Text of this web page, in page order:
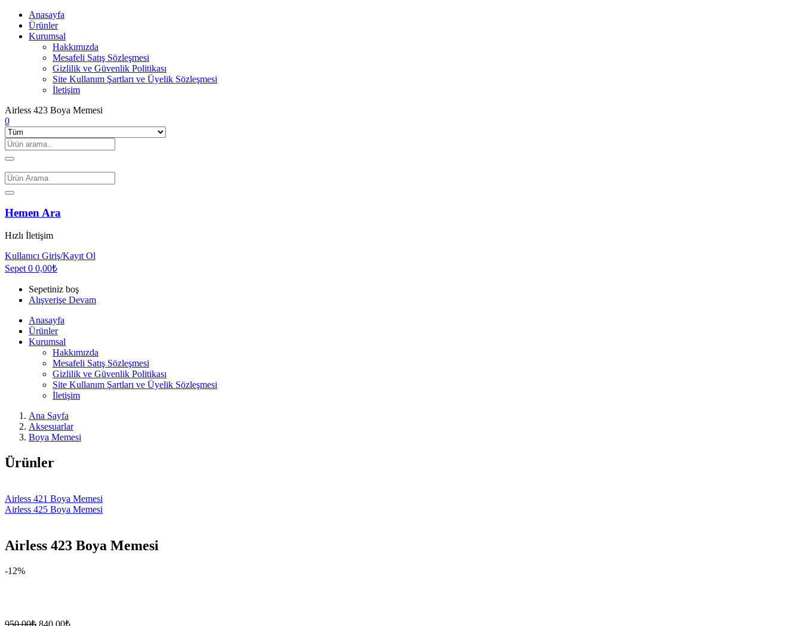
Anasayfa
Ürünler
Kurumsal
Hakkımızda
Mesafeli Satış Sözleşmesi
Gizlilik ve Güvenlik Politikası
Site Kullanım Şartları ve Üyelik Sözleşmesi
İletişim
Airless 423 Boya Memesi
0
Hemen Ara
Hızlı İletişim
Kullanıcı Giriş/Kayıt Ol
Sepet 0 0,00₺
Sepetiniz boş
Alışverişe Devam
Anasayfa
Ürünler
Kurumsal
Hakkımızda
Mesafeli Satış Sözleşmesi
Gizlilik ve Güvenlik Politikası
Site Kullanım Şartları ve Üyelik Sözleşmesi
İletişim
Ana Sayfa
Aksesuarlar
Boya Memesi
Ürünler
Airless 421 Boya Memesi
Airless 425 Boya Memesi
Airless 423 Boya Memesi
-12%
950,00₺ Orijinal
840,00₺Şu